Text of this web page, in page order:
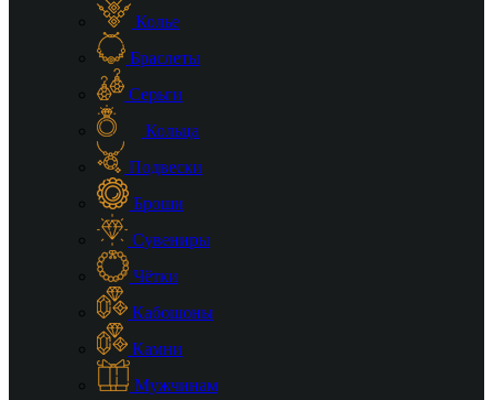
Колье
Браслеты
Серьги
Кольца
Подвески
Броши
Сувениры
Чётки
Кабошоны
Камни
Мужчинам